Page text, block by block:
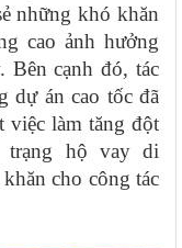
những khó khăn
cao ảnh hưởng
Bên cạnh đó, tác
dự án cao tốc đã
việc làm tăng đột
trạng hộ vay di
cho công tác